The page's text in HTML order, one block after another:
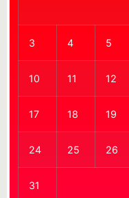
3 4 5
10 11 12
17 18 19
24 25 26
31